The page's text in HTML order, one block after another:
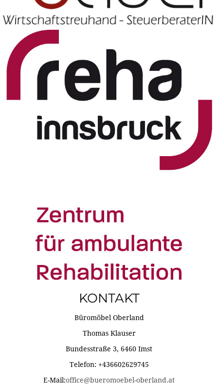
KONTAKT
Büromöbel Oberland
Thomas Klauser
Bundesstraße 3, 6460 Imst
Telefon: +436602629745
E-Mail:office@bueromoebel-oberland.at